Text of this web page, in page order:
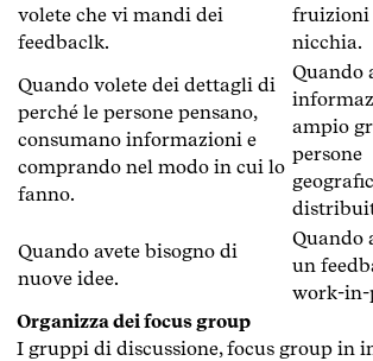
volete che vi mandi dei
feedbaclk.
fruizioni
nicchia.
Quando volete dei dettagli di
perché le persone pensano,
consumano informazioni e
comprando nel modo in cui lo
fanno.
Quando
ampio
persone
Quando avete bisogno di
nuove idee.
Quando
un
work-in-
Organizza dei focus group
I gruppi di discussione, focus group in